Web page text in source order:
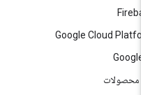
Google Cloud
Google
محصولات